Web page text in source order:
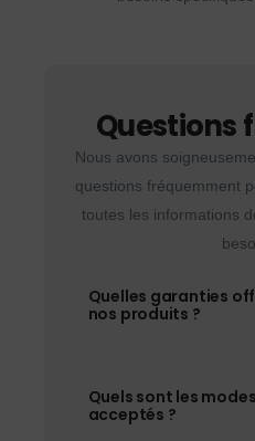
Questions
Nous avons
questions fréquemment
toutes les informations
Quelles garanties
nos produits ?
Quels sont les
acceptés ?